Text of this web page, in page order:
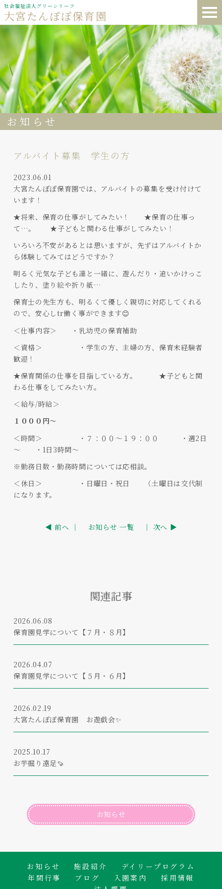
社会福祉法人グリーンリーフ
大宮たんぽぽ保育園
お知らせ
アルバイト募集 学生の方
2023.06.01
大宮たんぽぽ保育園では、アルバイトの募集を受け付けて
います！
★将来、保育の仕事がしてみたい！ ★保育の仕事っ
て…。 ★子どもと関わる仕事がしてみたい！
いろいろ不安があるとは思いますが、先ずはアルバイトか
ら体験してみてはどうですか？
明るく元気な子ども達と一緒に、遊んだり・追いかけっこ
したり、塗り絵や折り紙…
保育士の先生方も、明るくて優しく親切に対応してくれる
ので、安心しtr働く事ができます😊
＜仕事内容＞ ・乳幼児の保育補助
＜資格＞ ・学生の方、主婦の方、保育未経験者
歓迎！
★保育関係の仕事を目指している方。 ★子どもと関
わる仕事をしてみたい方。
＜給与/時給＞
１０００円～
＜時間＞ ・７：００～１９：００ ・週2日
～ ・1日3時間～
※勤務日数・勤務時間については応相談。
＜休日＞ ・日曜日・祝日 （土曜日は交代制
になります。
◀ 前へ ｜ お知らせ 一覧 ｜ 次へ ▶
関連記事
2026.06.08
保育園見学について【７月・８月】
2026.04.07
保育園見学について【５月・６月】
2026.02.19
大宮たんぽぽ保育園 お遊戯会✨
2025.10.17
お芋掘り遠足🍠
お知らせ
お知らせ 施設紹介
デイリープログラム
年間行事
ブログ 入園案内
採用情報